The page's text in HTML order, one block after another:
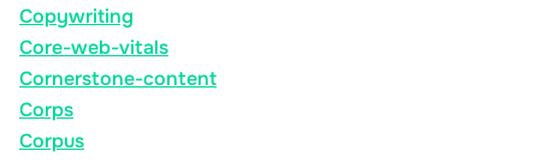
Copywriting
Core-web-vitals
Cornerstone-content
Corps
Corpus